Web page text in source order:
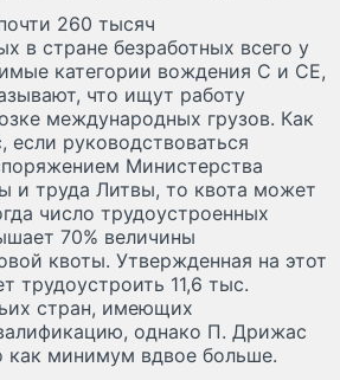
260 тысяч
в стране безработных всего у
категории вождения C и CE,
что ищут работу
международных грузов. Как
руководствоваться
Министерства
и труда Литвы, то квота может
число трудоустроенных
70% величины
квоты. Утвержденная на этот
трудоустроить 11,6 тыс.
стран, имеющих
однако П. Дрижас
как минимум вдвое больше.